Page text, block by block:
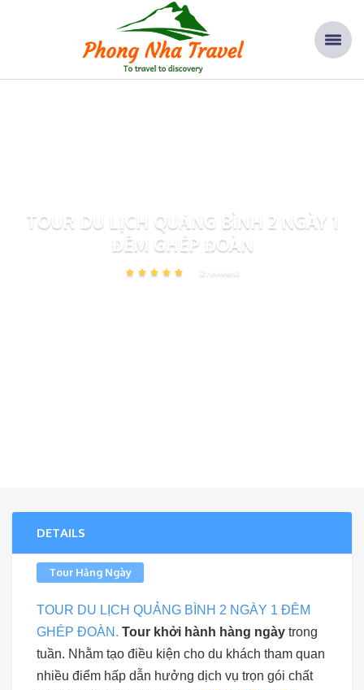
TOUR DU LỊCH QUẢNG BÌNH 2 NGÀY 1 ĐÊM GHÉP ĐOÀN
TOUR DU LỊCH QUẢNG BÌNH 2 NGÀY 1
ĐÊM GHÉP ĐOÀN
(2 reviews)
DETAILS
Tour Hằng Ngày
TOUR DU LỊCH QUẢNG BÌNH 2 NGÀY 1 ĐÊM
GHÉP ĐOÀN. Tour khởi hành hàng ngày trong
tuần. Nhằm tạo điều kiện cho du khách tham quan
nhiều điểm hấp dẫn hưởng dịch vụ trọn gói chất